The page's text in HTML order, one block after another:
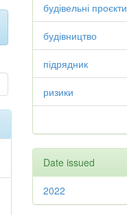
будівельні проєкти
будівництво
підрядник
ризики
Date issued
2022